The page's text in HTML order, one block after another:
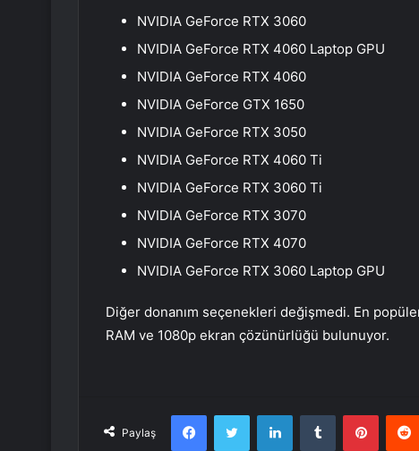
NVIDIA GeForce RTX 3060
NVIDIA GeForce RTX 4060 Laptop GPU
NVIDIA GeForce RTX 4060
NVIDIA GeForce GTX 1650
NVIDIA GeForce RTX 3050
NVIDIA GeForce RTX 4060 Ti
NVIDIA GeForce RTX 3060 Ti
NVIDIA GeForce RTX 3070
NVIDIA GeForce RTX 4070
NVIDIA GeForce RTX 3060 Laptop GPU
Diğer donanım seçenekleri değişmedi. En
RAM ve 1080p ekran çözünürlüğü bulunuyor.
Paylaş
FacebookTwitter LinkedInTumblr